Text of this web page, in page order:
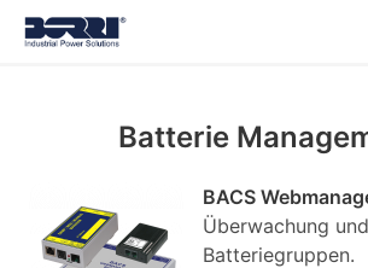
Batterie
BACS
Überwachung
Batteriegruppen.